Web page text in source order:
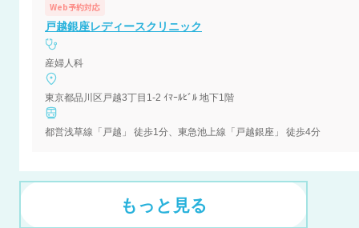
Web予約対応
戸越銀座レディースクリニック
産婦人科
東京都品川区戸越3丁目1-2 ｲﾏｰﾙﾋﾞﾙ 地下1階
都営浅草線「戸越」 徒歩1分、東急池上線「戸越銀座」 徒歩4分
もっと見る